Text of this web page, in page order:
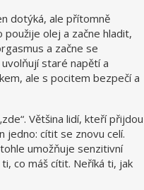
dotýká, ale přítomně
olej a začne hladit,
a začne se
staré napětí a
ale s pocitem bezpečí a
Většina lidí, kteří přijdou
jedno: cítit se znovu celí.
umožňuje senzitivní
ti, co máš cítit. Neříká ti, jak